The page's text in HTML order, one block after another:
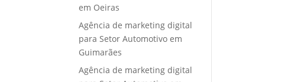
em Oeiras
Agência de marketing digital
para Setor Automotivo em
Guimarães
Agência de marketing digital